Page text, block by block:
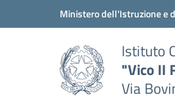
Vai ai contenuti
Vai al menu di navigazione
Ministero dell'Istruzione e
Istituto
"Vico II
Via